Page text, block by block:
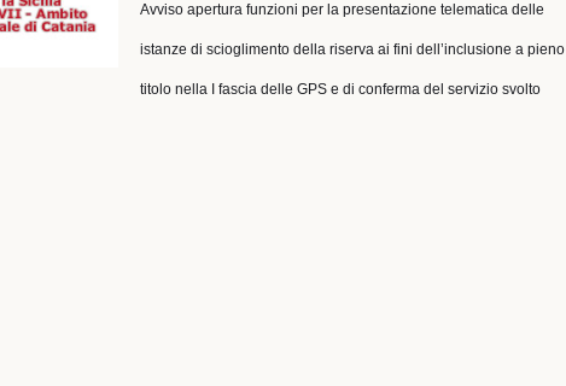
Avviso apertura funzioni per la presentazione telematica delle
istanze di scioglimento della riserva ai fini dell’inclusione a pieno
titolo nella I fascia delle GPS e di conferma del servizio svolto